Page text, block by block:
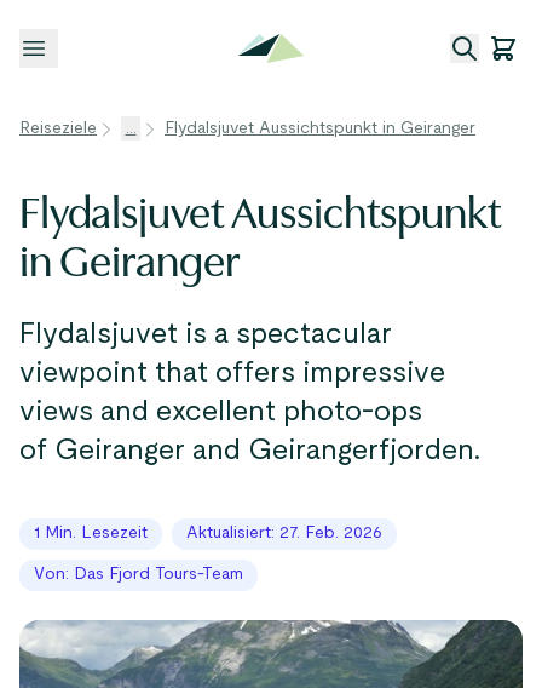
Menü öffnen
Reiseziele ... Flydalsjuvet Aussichtspunkt in Geiranger
Flydalsjuvet Aussichtspunkt
in Geiranger
Flydalsjuvet is a spectacular
viewpoint that offers impressive
views and excellent photo-ops
of Geiranger and Geirangerfjorden.
1 Min. Lesezeit Aktualisiert: 27. Feb. 2026
Von: Das Fjord Tours-Team